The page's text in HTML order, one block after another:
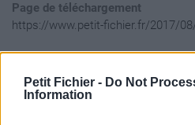
Petit Fichier - Do Not
Information
Page de téléchargement
https://www.petit-fichier.fr/2017/
Aperçu du fichier